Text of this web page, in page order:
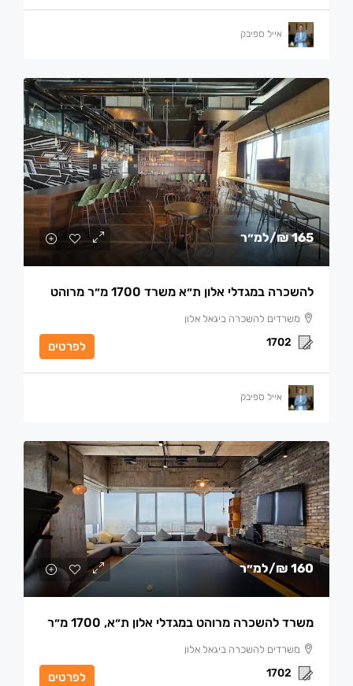
אייל ספיבק
165 ₪ /למ״ר
להשכרה במגדלי אלון ת״א משרד 1700 מ״ר מרוהט
משרדים להשכרה ביגאל אלון
1702 לפרטים
אייל ספיבק
160 ₪ /למ״ר
משרד להשכרה מרוהט במגדלי אלון ת״א, 1700 מ״ר
משרדים להשכרה ביגאל אלון
1702 לפרטים